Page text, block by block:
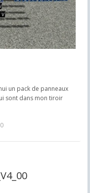
un pack de panneaux
sont dans mon tiroir